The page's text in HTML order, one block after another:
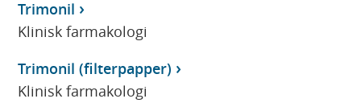
Trimonil
Klinisk farmakologi
Trimonil (filterpapper)
Klinisk farmakologi